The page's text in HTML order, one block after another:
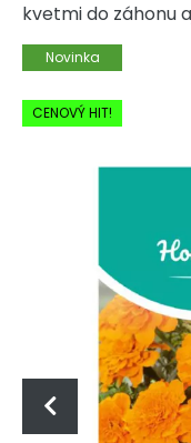
kvetmi do záhonu
Novinka
CENOVÝ HIT!